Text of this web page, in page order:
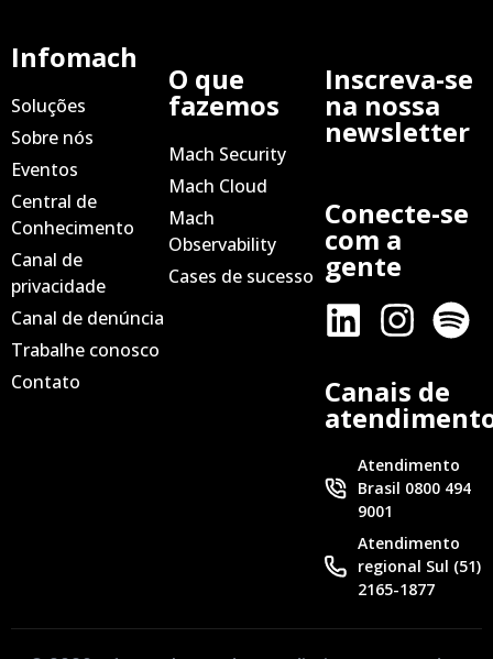
Infomach
Soluções
Sobre nós
Eventos
Central de
Conhecimento
Canal de
privacidade
Canal de denúncia
Trabalhe conosco
Contato
O que
fazemos
Mach Security
Mach Cloud
Mach
Observability
Cases de sucesso
Inscreva-se
na nossa
newsletter
Conecte-se
com a
gente
Canais de
Atendimento
Brasil 0800 494
9001
Atendimento
regional Sul (51)
2165-1877